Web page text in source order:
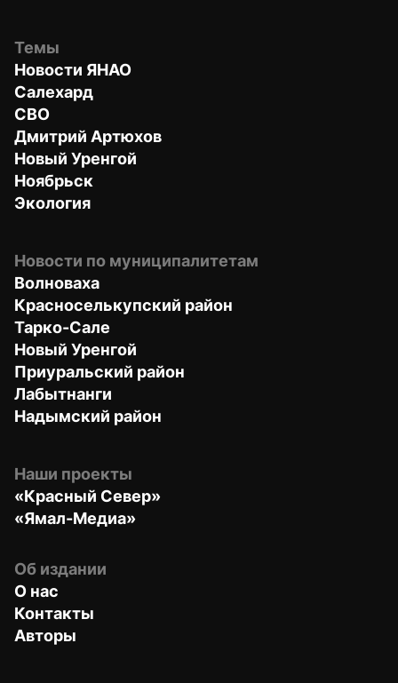
Темы
Новости ЯНАО
Салехард
СВО
Дмитрий Артюхов
Новый Уренгой
Ноябрьск
Экология
Новости по муниципалитетам
Волноваха
Красноселькупский район
Тарко-Сале
Новый Уренгой
Приуральский район
Лабытнанги
Надымский район
Наши проекты
«Красный Север»
«Ямал-Медиа»
Об издании
О нас
Контакты
Авторы